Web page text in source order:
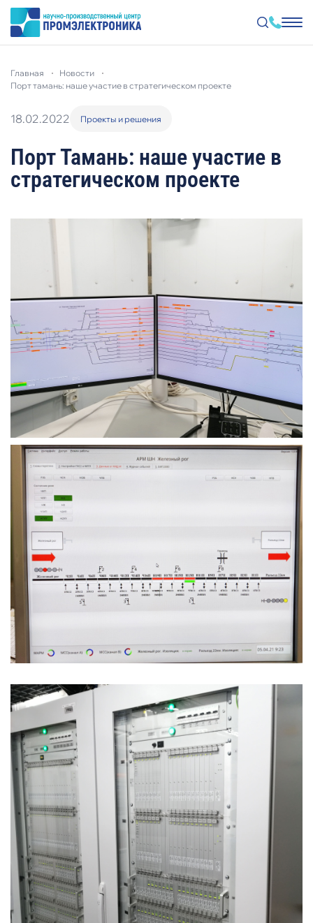
содержанию
главная
новости
порт тамань: наше участие в стратегическом проекте
18.02.2022 Проекты и решения
Порт Тамань: наше участие в
стратегическом проекте